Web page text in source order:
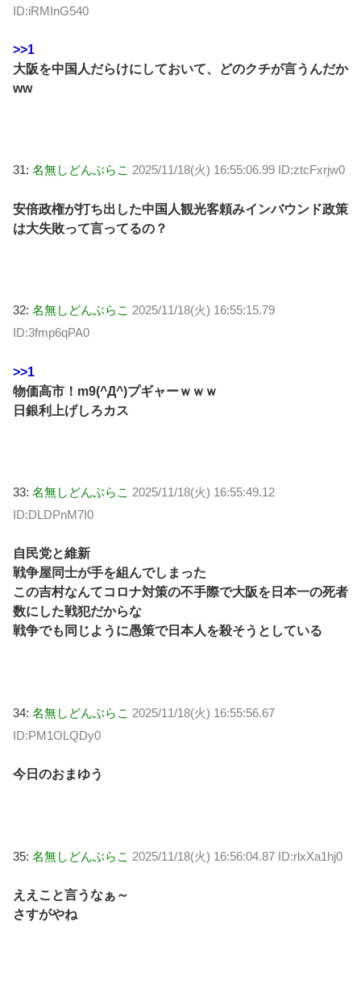
ID:iRMInG540
>>1
大阪を中国人だらけにしておいて、どのクチが言うんだか
ww
31: 名無しどんぶらこ 2025/11/18(火) 16:55:06.99 ID:ztcFxrjw0
安倍政権が打ち出した中国人観光客頼みインバウンド政策
は大失敗って言ってるの？
32: 名無しどんぶらこ 2025/11/18(火) 16:55:15.79
ID:3fmp6qPA0
>>1
物価高市！m9(^Д^)プギャーｗｗｗ
日銀利上げしろカス
33: 名無しどんぶらこ 2025/11/18(火) 16:55:49.12
ID:DLDPnM7I0
自民党と維新
戦争屋同士が手を組んでしまった
この吉村なんてコロナ対策の不手際で大阪を日本一の死者
数にした戦犯だからな
戦争でも同じように愚策で日本人を殺そうとしている
34: 名無しどんぶらこ 2025/11/18(火) 16:55:56.67
ID:PM1OLQDy0
今日のおまゆう
35: 名無しどんぶらこ 2025/11/18(火) 16:56:04.87 ID:rlxXa1hj0
ええこと言うなぁ～
さすがやね